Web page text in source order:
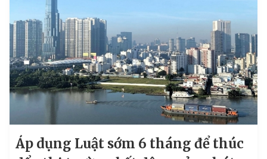
Áp dụng Luật sớm 6 tháng để thúc